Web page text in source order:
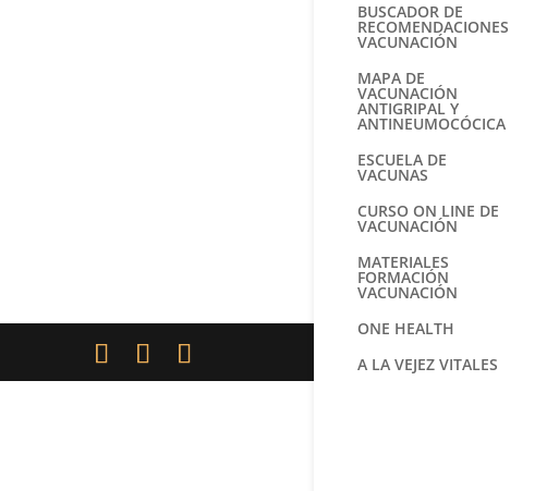
BUSCADOR DE
RECOMENDACIONES
VACUNACIÓN
MAPA DE
VACUNACIÓN
ANTIGRIPAL Y
ANTINEUMOCÓCICA
ESCUELA DE
VACUNAS
CURSO ON LINE DE
VACUNACIÓN
MATERIALES
FORMACIÓN
VACUNACIÓN
ONE HEALTH
A LA VEJEZ VITALES